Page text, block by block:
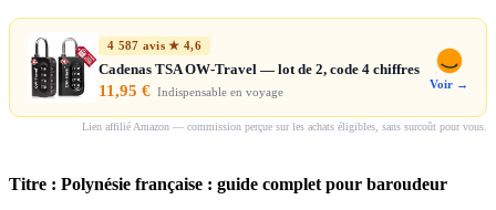
4 587 avis ★ 4,6
Cadenas TSA OW-Travel — lot de 2, code 4 chiffres
11,95 € Indispensable en voyage
Voir →
Lien affilié Amazon — commission perçue sur les achats éligibles, sans surcoût pour vous.
Titre : Polynésie française : guide complet pour baroudeur